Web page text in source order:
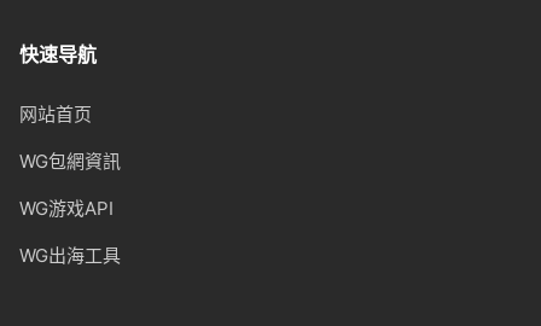
快速导航
网站首页
WG包網資訊
WG游戏API
WG出海工具